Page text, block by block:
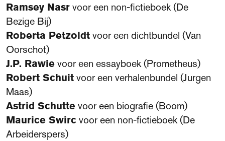
Ramsey Nasrvoor een non-fictieboek (De
Bezige Bij)
Roberta Petzoldtvoor een dichtbundel (Van
Oorschot)
J.P. Rawievoor een essayboek (Prometheus)
Robert Schuitvoor een verhalenbundel (Jurgen
Maas)
Astrid Schuttevoor een biografie (Boom)
Maurice Swircvoor een non-fictieboek (De
Arbeiderspers)